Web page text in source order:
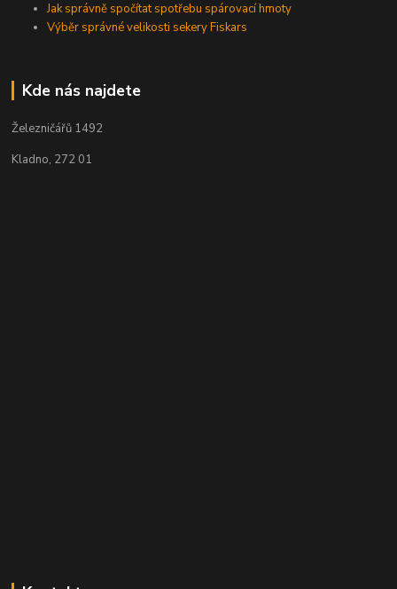
Jak správně spočítat spotřebu spárovací hmoty
Výběr správné velikosti sekery Fiskars
Kde nás najdete
Železničářů 1492
Kladno, 272 01